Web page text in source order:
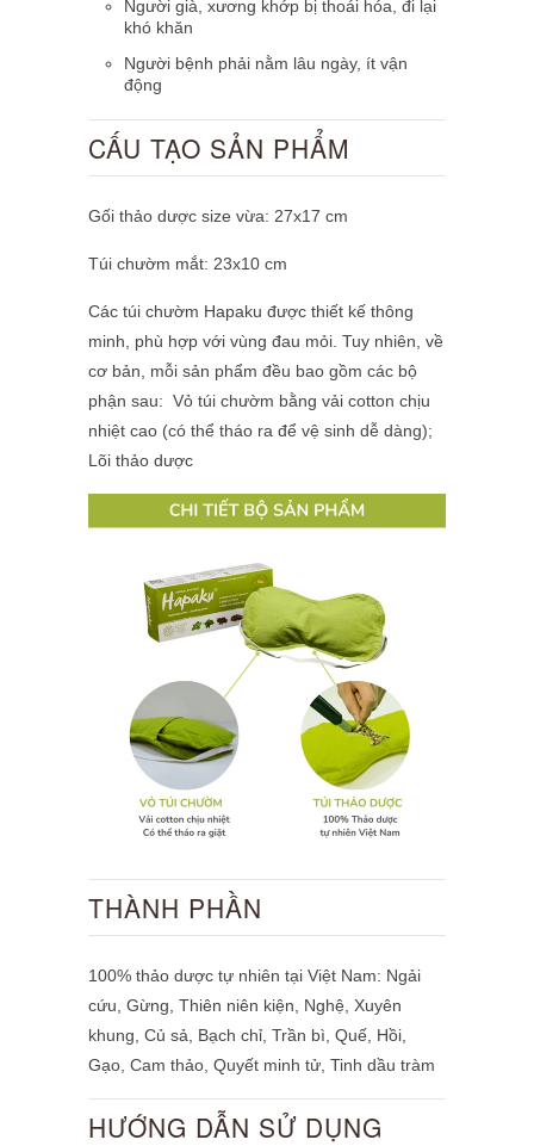
Người già, xương khớp bị thoái hóa, đi lại
khó khăn
Người bệnh phải nằm lâu ngày, ít vận
động
CẤU TẠO SẢN PHẨM
Gối thảo dược size vừa: 27x17 cm
Túi chườm mắt: 23x10 cm
Các túi chườm Hapaku được thiết kế thông
minh, phù hợp với vùng đau mỏi. Tuy nhiên, về
cơ bản, mỗi sản phẩm đều bao gồm các bộ
phận sau: Vỏ túi chườm bằng vải cotton chịu
nhiệt cao (có thể tháo ra để vệ sinh dễ dàng);
Lõi thảo dược
THÀNH PHẦN
100% thảo dược tự nhiên tại Việt Nam: Ngải
cứu, Gừng, Thiên niên kiện, Nghệ, Xuyên
khung, Củ sả, Bạch chỉ, Trần bì, Quế, Hồi,
Gạo, Cam thảo, Quyết minh tử, Tinh dầu tràm
HƯỚNG DẪN SỬ DỤNG